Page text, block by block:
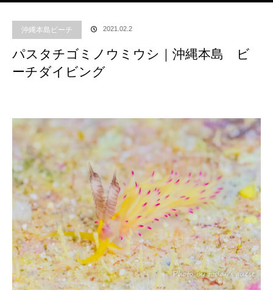
沖縄本島ビーチ 2021.02.2
パスタチゴミノウミウシ｜沖縄本島 ビ
ーチダイビング